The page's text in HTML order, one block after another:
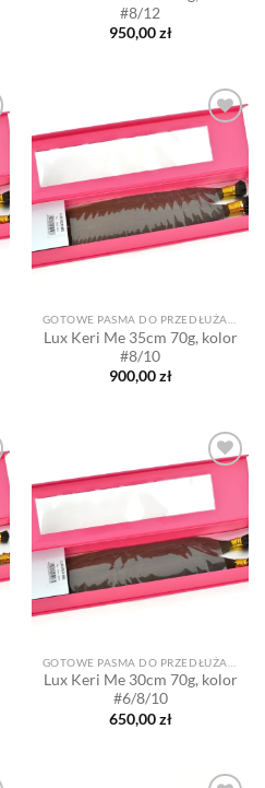
#8/12
950,00zł
Dodaj
do listy
życzeń
Lux Keri Me 35cm 70g, kolor
#8/10
900,00zł
Dodaj
do listy
życzeń
Lux Keri Me 30cm 70g, kolor
#6/8/10
650,00zł